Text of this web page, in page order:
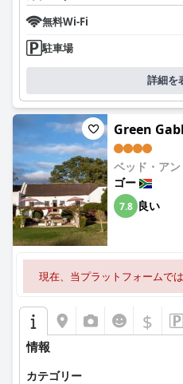
無料Wi-Fi
駐車場
詳細を
Green
ベッド・ア
ゴー
7.8 良い
現在、当プラットフォームで
$
情報
カテゴリー